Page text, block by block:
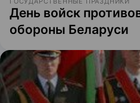
День войск
обороны Беларуси